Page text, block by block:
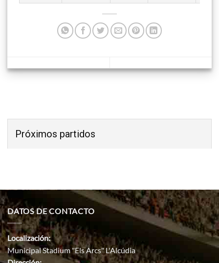
Próximos partidos
DATOS DE CONTACTO
Localización:
Municipal Stadium "Els Arcs" L'Alcúdia